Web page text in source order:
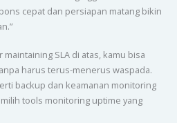
cepat dan persiapan matang bikin
SLA di atas, kamu bisa
harus terus-menerus waspada.
backup dan keamanan monitoring
tools monitoring uptime yang